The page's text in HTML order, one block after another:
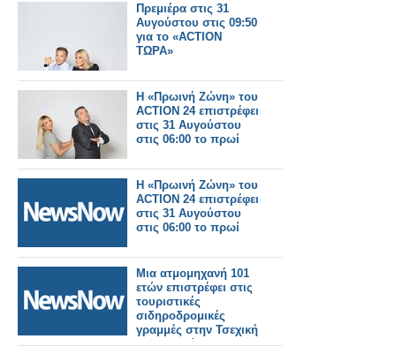
Πρεμιέρα στις 31
Αυγούστου στις 09:50
για το «ACTION
ΤΩΡΑ»
Η «Πρωινή Ζώνη» του
ACTION 24 επιστρέφει
στις 31 Αυγούστου
στις 06:00 το πρωί
Η «Πρωινή Ζώνη» του
ACTION 24 επιστρέφει
στις 31 Αυγούστου
στις 06:00 το πρωί
Μια ατμομηχανή 101
ετών επιστρέφει στις
τουριστικές
σιδηροδρομικές
γραμμές στην Τσεχική
Δημοκρατία.